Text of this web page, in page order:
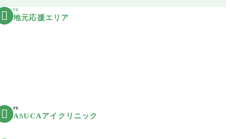
 PR
地元応援エリア
 PR
ASUCAアイクリニック